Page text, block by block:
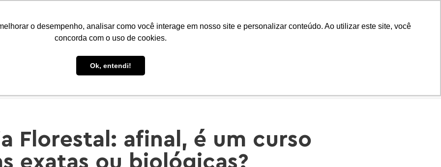
o desempenho, analisar como você interage em nosso site e personalizar conteúdo. Ao utilizar este site, você
concorda com o uso de cookies.
Ok, entendi!
CURSOS PÓS-GRADUAÇÃO
Florestal: afinal, é um curso
exatas ou biológicas?